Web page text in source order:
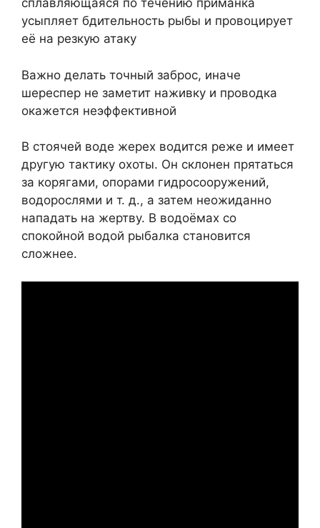
сплавляющаяся по течению приманка
усыпляет бдительность рыбы и провоцирует
её на резкую атаку
Важно делать точный заброс, иначе
шереспер не заметит наживку и проводка
окажется неэффективной
В стоячей воде жерех водится реже и имеет
другую тактику охоты. Он склонен прятаться
за корягами, опорами гидросооружений,
водорослями и т. д., а затем неожиданно
нападать на жертву. В водоёмах со
спокойной водой рыбалка становится
сложнее.